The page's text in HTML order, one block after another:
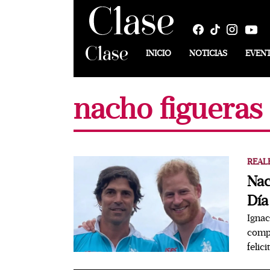
INICIO NOTICIAS
nacho figueras